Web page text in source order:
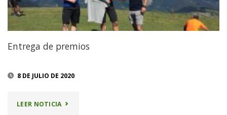
Entrega de premios
8 DE JULIO DE 2020
LEER NOTICIA"ENTREGA